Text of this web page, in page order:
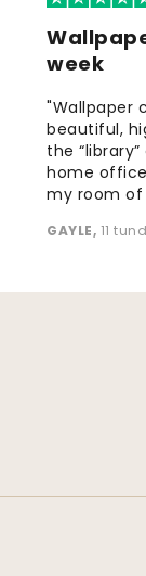
week
"Wallpaper
beautiful,
the
home
my room of
GAYLE, 11